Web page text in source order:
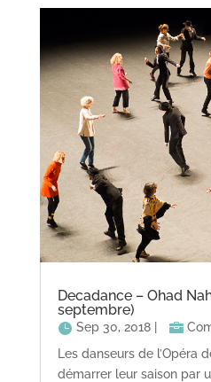
Decadance – Ohad
septembre)
Sep 30, 2018|
Les danseurs de l’Opéra
démarrer leur saison par